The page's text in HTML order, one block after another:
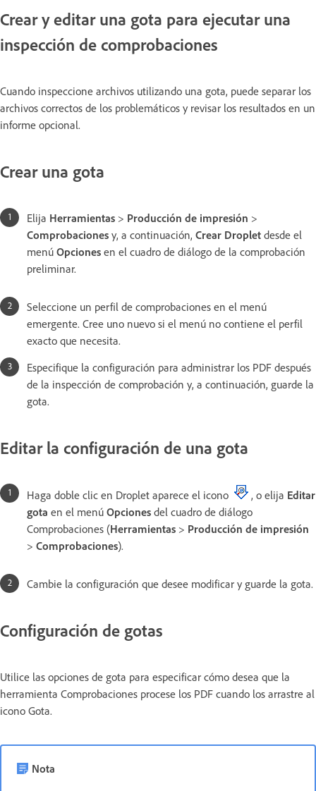
Crear y editar una gota para ejecutar una
inspección de comprobaciones
Cuando inspeccione archivos utilizando una gota, puede separar los
archivos correctos de los problemáticos y revisar los resultados en un
informe opcional.
Crear una gota
Elija Herramientas > Producción de impresión >
Comprobaciones y, a continuación, Crear Droplet desde el
menú Opciones en el cuadro de diálogo de la comprobación
preliminar.
Seleccione un perfil de comprobaciones en el menú
emergente. Cree uno nuevo si el menú no contiene el perfil
exacto que necesita.
Especifique la configuración para administrar los PDF después
de la inspección de comprobación y, a continuación, guarde la
gota.
Editar la configuración de una gota
Haga doble clic en Droplet aparece el icono , o elija Editar
gota en el menú Opciones del cuadro de diálogo
Comprobaciones (Herramientas > Producción de impresión
> Comprobaciones).
Cambie la configuración que desee modificar y guarde la gota.
Configuración de gotas
Utilice las opciones de gota para especificar cómo desea que la
herramienta Comprobaciones procese los PDF cuando los arrastre al
icono Gota.
Nota